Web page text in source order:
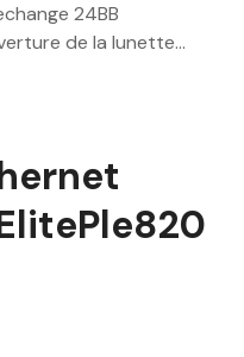
24BB
de la lunette…